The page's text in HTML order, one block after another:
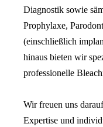
Diagnostik sowie
Prophylaxe,
(einschließlich
hinaus bieten wir
professionelle
Wir freuen uns
Expertise und